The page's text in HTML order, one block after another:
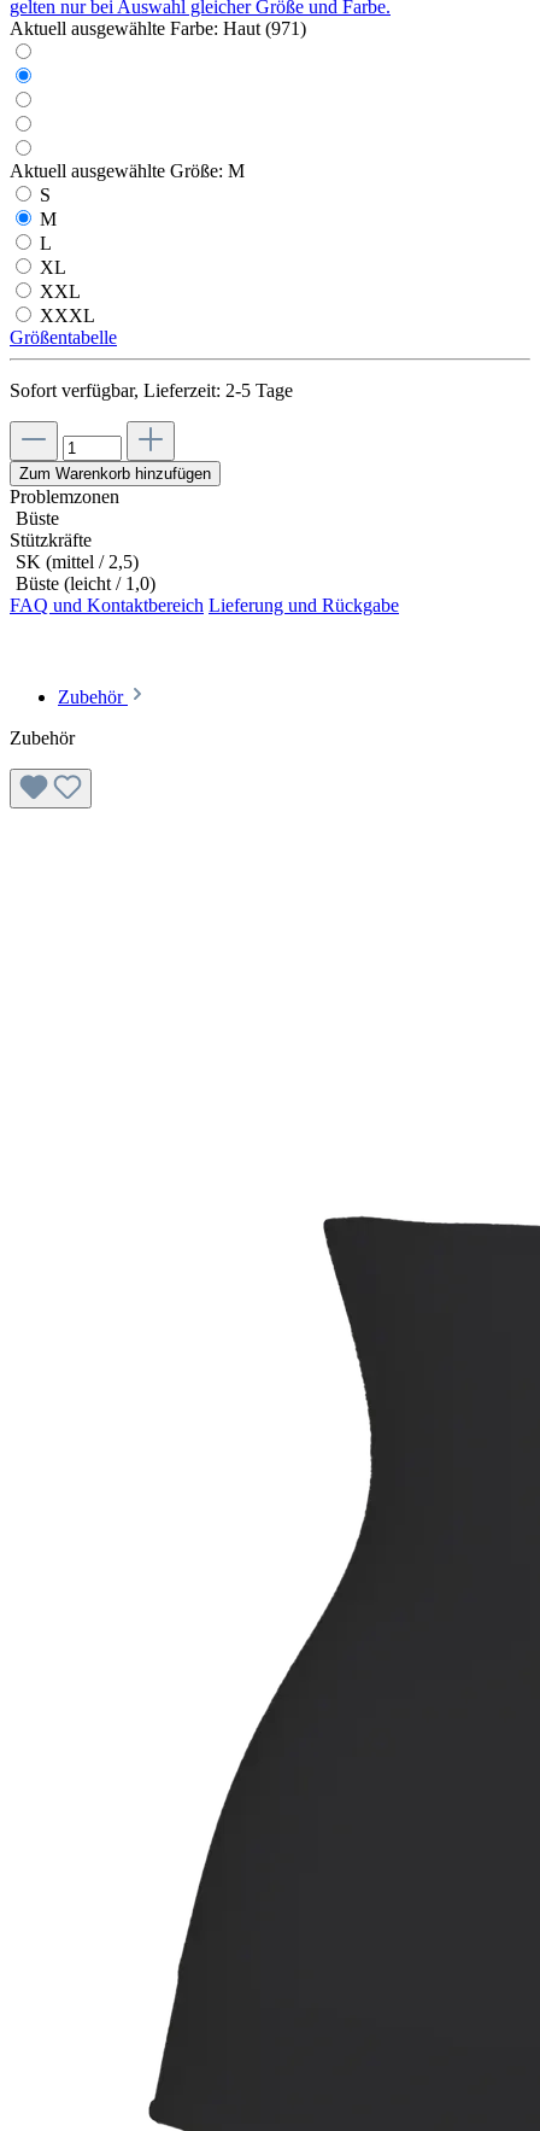
gelten nur bei Auswahl gleicher Größe und Farbe.
Aktuell ausgewählte Farbe: Haut (971)
Aktuell ausgewählte Größe: M
S
M
L
XL
XXL
XXXL
Größentabelle
Sofort verfügbar, Lieferzeit: 2-5 Tage
Zum Warenkorb hinzufügen
Problemzonen
Büste
Stützkräfte
SK (mittel / 2,5)
Büste (leicht / 1,0)
FAQ und Kontaktbereich Lieferung und Rückgabe
Zubehör
Zubehör